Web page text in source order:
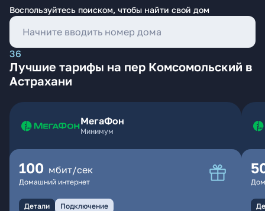
Воспользуйтесь поиском, чтобы найти свой дом
36
Лучшие тарифы на пер Комсомольский в
Астрахани
МегаФон
Минимум
100 мбит/сек
Домашний интернет
Детали Подключение